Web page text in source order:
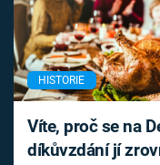
HISTORIE
Víte, proč se na
díkůvzdání jí